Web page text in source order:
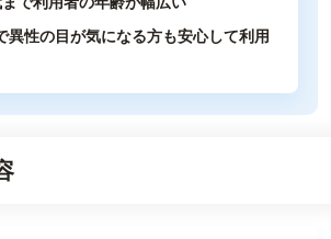
異性の目が気になる方も安心して利用